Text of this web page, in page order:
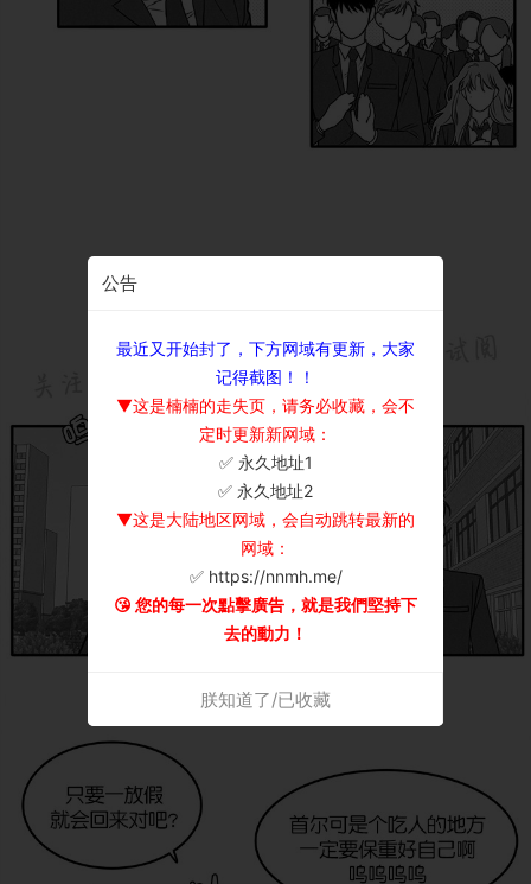
公告
最近又开始封了，下方网域有更新，大家
记得截图！！
▼这是楠楠的走失页，请务必收藏，会不
定时更新新网域：
✅ 永久地址1
✅ 永久地址2
▼这是大陆地区网域，会自动跳转最新的
网域：
✅ https://nnmh.me/
😘 您的每一次點擊廣告，就是我們堅持下
去的動力！
朕知道了/已收藏